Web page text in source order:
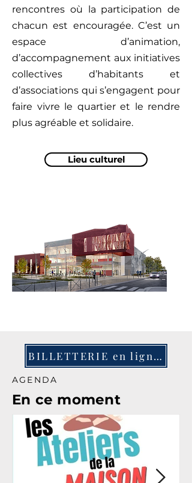
rencontres où la participation de
chacun est encouragée. C’est un
espace d’animation,
d’accompagnement aux initiatives
collectives d’habitants et
d’associations qui s’engagent pour
faire vivre le quartier et le rendre
plus agréable et solidaire.
Lieu culturel
BILLETTERIE en ligne ICI
AGENDA
En ce moment